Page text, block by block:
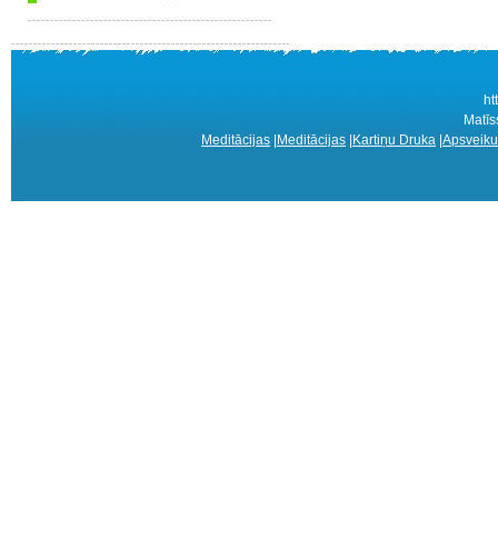
Meditācijas Meditācijas Kartiņu Druka